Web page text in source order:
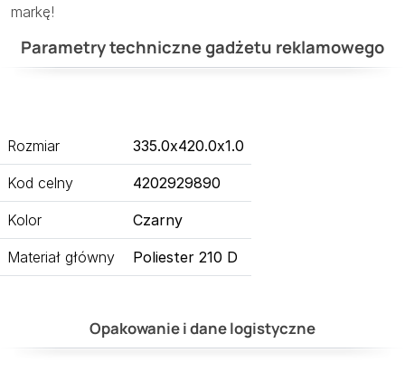
markę!
Parametry techniczne gadżetu reklamowego
Rozmiar 335.0x420.0x1.0
Kod celny 4202929890
Kolor Czarny
Materiał główny Poliester 210 D
Opakowanie i dane logistyczne